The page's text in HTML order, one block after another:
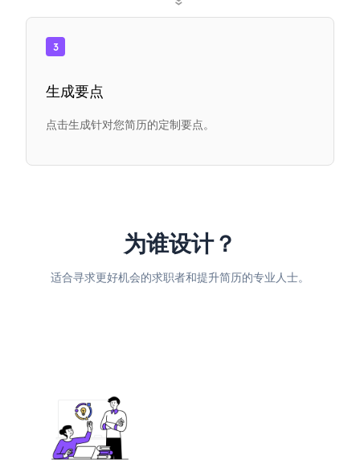
3
生成要点
点击生成针对您简历的定制要点。
为谁设计？
适合寻求更好机会的求职者和提升简历的专业人士。